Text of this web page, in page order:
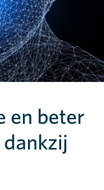
en beter